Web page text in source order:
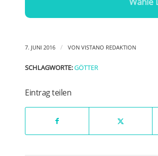
7. JUNI 2016 / VON VISTANO REDAKTION
SCHLAGWORTE:GÖTTER
Eintrag teilen